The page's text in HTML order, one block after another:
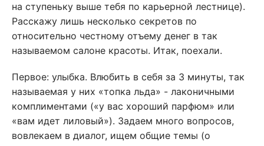
на ступеньку выше тебя по карьерной лестнице).
Расскажу лишь несколько секретов по
относительно честному отъему денег в так
называемом салоне красоты. Итак, поехали.
Первое: улыбка. Влюбить в себя за 3 минуты, так
называемая у них «топка льда» - лаконичными
комплиментами («у вас хороший парфюм» или
«вам идет лиловый»). Задаем много вопросов,
вовлекаем в диалог, ищем общие темы (о